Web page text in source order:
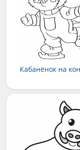
Кабанёнок на